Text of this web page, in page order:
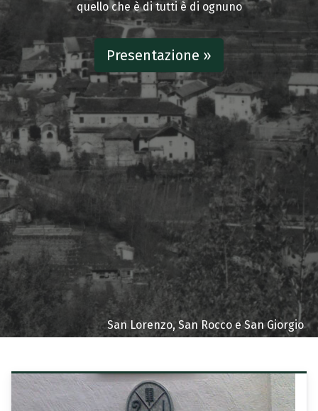
quello che è di tutti è di ognuno
Presentazione »
San Lorenzo, San Rocco e San Giorgio